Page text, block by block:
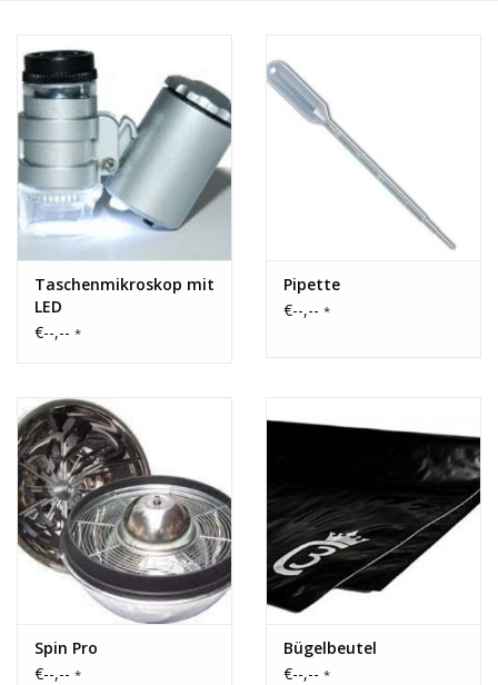
Taschenmikroskop mit
LED
€--,-- *
Pipette
€--,-- *
Spin Pro
€--,-- *
Bügelbeutel
€--,-- *